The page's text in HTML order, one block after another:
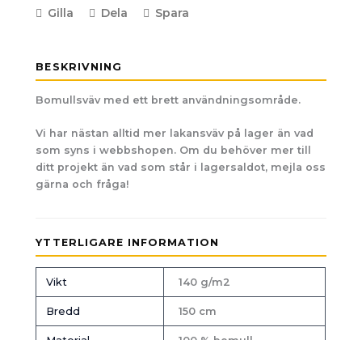
Gilla Dela Spara
BESKRIVNING
Bomullsväv med ett brett användningsområde.
Vi har nästan alltid mer lakansväv på lager än vad
som syns i webbshopen. Om du behöver mer till
ditt projekt än vad som står i lagersaldot, mejla oss
gärna och fråga!
YTTERLIGARE INFORMATION
Vikt 140 g/m2
Bredd 150 cm